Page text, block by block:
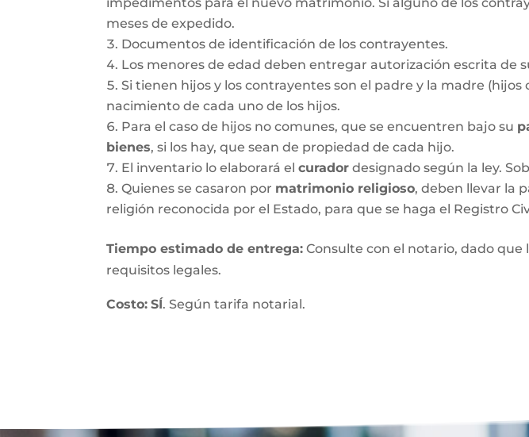
meses de expedido.
Documentos de identificación de los contrayentes.
Los menores de edad deben entregar autorización escrita de
Si tienen hijos y los contrayentes son el padre y la madre
nacimiento de cada uno de los hijos.
Para el caso de hijos no comunes, que se encuentren bajo su
bienes, si los hay, que sean de propiedad de cada hijo.
El inventario lo elaborará elcurador designado según la ley.
Quienes se casaron por matrimonio religioso, deben llevar la
religión reconocida por el Estado, para que se haga el Registro
Tiempo estimado de entrega: Consulte con el notario, dado
requisitos legales.
Costo: SÍ. Según tarifa notarial.